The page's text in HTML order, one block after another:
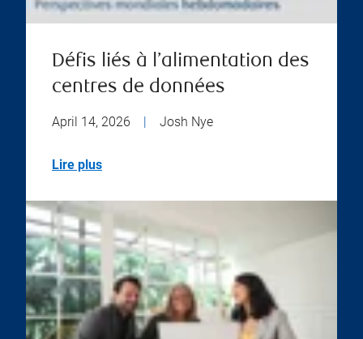
Défis liés à l’alimentation des
centres de données
April 14, 2026 Josh Nye
Lire plus